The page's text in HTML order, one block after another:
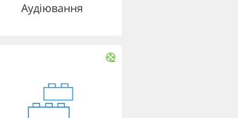
Аудіювання